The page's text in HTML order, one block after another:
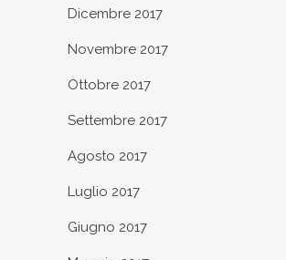
Dicembre 2017
Novembre 2017
Ottobre 2017
Settembre 2017
Agosto 2017
Luglio 2017
Giugno 2017